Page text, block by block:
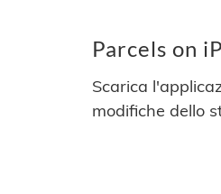
Parcels on
Scarica
modifiche dello